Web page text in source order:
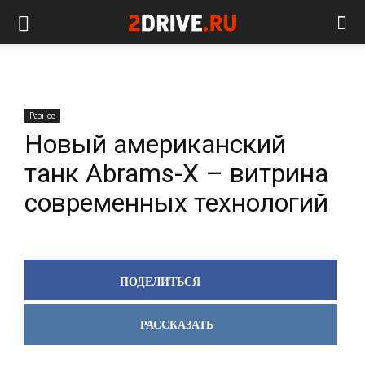
Разное
Новый американский
танк Abrams-X – витрина
современных технологий
ПОДЕЛИТЬСЯ
РАССКАЗАТЬ